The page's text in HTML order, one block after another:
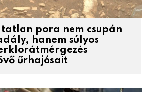
pora nem csupán
hanem súlyos
űrhajósait